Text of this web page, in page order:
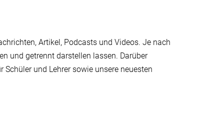
Artikel, Podcasts und Videos. Je nach
und getrennt darstellen lassen. Darüber
und Lehrer sowie unsere neuesten